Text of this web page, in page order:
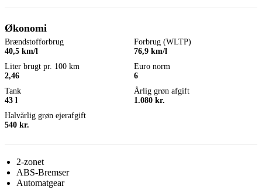
Økonomi
Brændstofforbrug
40,5 km/l
Forbrug (WLTP)
76,9 km/l
Liter brugt pr. 100 km
2,46
Euro norm
6
Tank
43 l
Årlig grøn afgift
1.080 kr.
Halvårlig grøn ejerafgift
540 kr.
2-zonet
ABS-Bremser
Automatgear